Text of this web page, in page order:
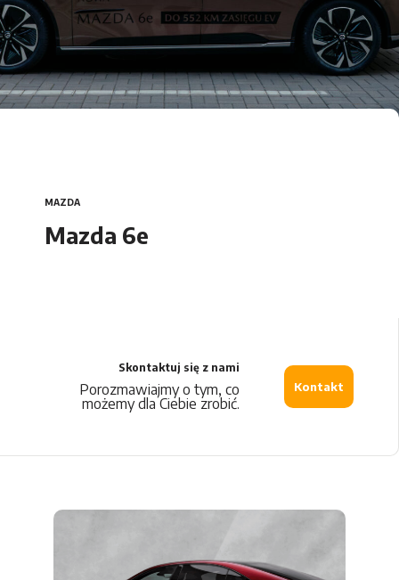
MAZDA
Mazda 6e
Skontaktuj się z nami
Porozmawiajmy o tym, co
możemy dla Ciebie zrobić.
Kontakt
Mazda 2 Hybrid
DS Automobiles
Citroën
MG
Car Detailing